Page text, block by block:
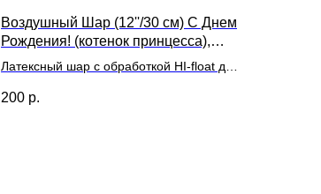
Воздушный Шар (12''/30 см) С Днем
Рождения! (котенок принцесса),
Ассорти, кристалл
Латексный шар с обработкой HI-float для
200 р.